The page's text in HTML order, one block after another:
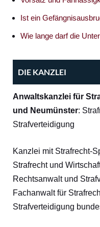
Ist ein
Wie lange darf die
DIE KANZLEI
Anwaltskanzlei für
und Neumünster:
Strafverteidigung
Kanzlei mit Strafrecht-
Strafrecht und
Rechtsanwalt und
Fachanwalt für
Strafverteidigung